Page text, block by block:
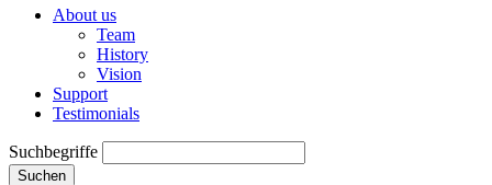
About us
Team
History
Vision
Support
Testimonials
Suchbegriffe
Suchen